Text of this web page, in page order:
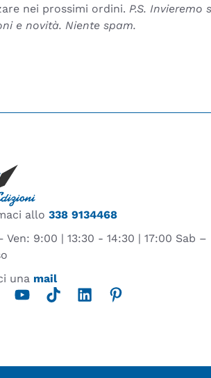
nei prossimi ordini. P.S.
e novità. Niente spam.
allo 338 9134468
Ven: 9:00 | 13:30 - 14:30 | 17:00 Sab –
una mail